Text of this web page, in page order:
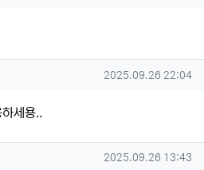
작성일
2025.09.26 22:04
세용..
작성일
2025.09.26 13:43